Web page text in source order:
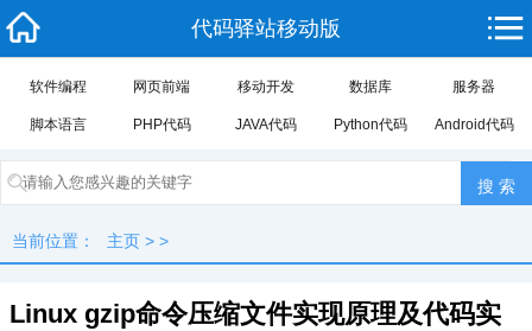
代码驿站移动版
软件编程 网页前端 移动开发 数据库 服务器
脚本语言 PHP代码 JAVA代码 Python代码 Android代码
当前位置： 主页 > >
Linux gzip命令压缩文件实现原理及代码实